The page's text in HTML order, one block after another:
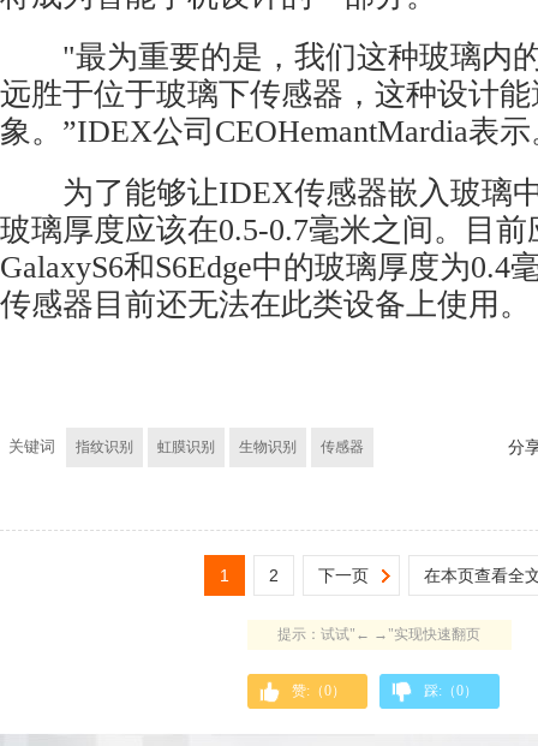
"最为重要的是，我们这种玻璃内
远胜于位于玻璃下传感器，这种设计能
象。”IDEX公司CEOHemantMardia表
为了能够让IDEX传感器嵌入玻璃
玻璃厚度应该在0.5-0.7毫米之间。目
GalaxyS6和S6Edge中的玻璃厚度为0.4
传感器目前还无法在此类设备上使用
关键词 指纹识别 虹膜识别 生物识别 传感器 分
1 2 下一页 在本页查看全
提示：试试"← →"实现快速翻页
赞:（0） 踩:（0）